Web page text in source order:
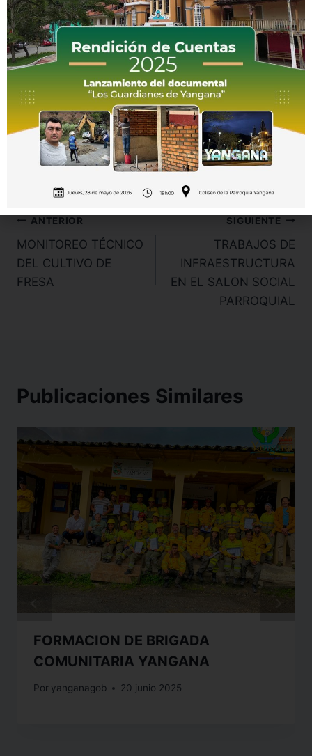
ANTERIOR
MONITOREO TÉCNICO
DEL CULTIVO DE
FRESA
SIGUIENTE
TRABAJOS DE
INFRAESTRUCTURA
EN EL SALON SOCIAL
PARROQUIAL
Publicaciones Similares
FORMACION DE BRIGADA
COMUNITARIA YANGANA
Por yanganagob 20 junio 2025